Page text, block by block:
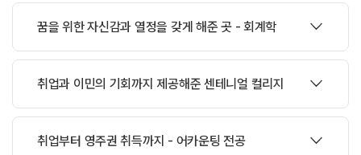
강*찬Aviation Technician –Aircraft Maintenance (#
졸업후현재Aeropol에서Aviation Technician으로근무중
같다.
김*준/ Architectural Technician (# 3101)프로그램
으로근무중
꿈을 위한 자신감과 열정을 갖게 해준 곳 - 회계학
윤*혁 / 비즈니스-회계학과(Business Administration –
취업과 이민의 기회까지 제공해준 센테니얼 컬리지
취업부터 영주권 취득까지 - 어카운팅 전공